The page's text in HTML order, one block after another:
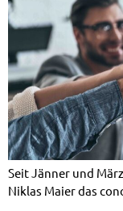
Seit Jänner und
Niklas Maier das